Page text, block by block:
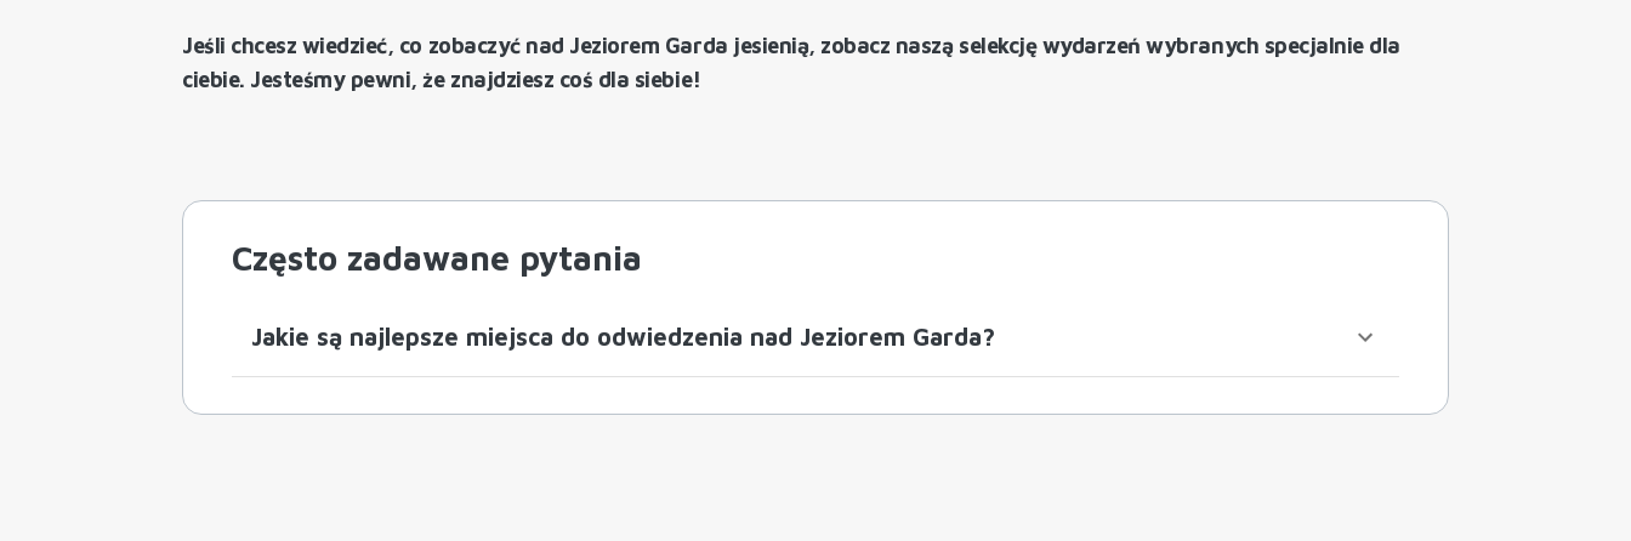
Jeśli chcesz wiedzieć, co zobaczyć nad Jeziorem Garda jesienią, zobacz naszą selekcję wydarzeń wybranych specjalnie dla
ciebie. Jesteśmy pewni, że znajdziesz coś dla siebie!
Często zadawane pytania
Jakie są najlepsze miejsca do odwiedzenia nad Jeziorem Garda?